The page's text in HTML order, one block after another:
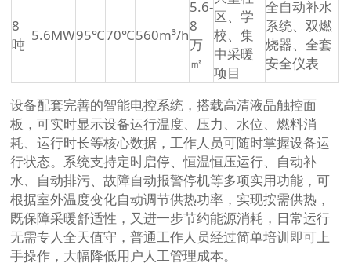
8
吨
5.6MW95℃70℃560m³/h
5.6-
8
万
㎡
区、学
校、集
中采暖
项目
全自动补水
系统、双燃
烧器、全套
安全仪表
设备配套完善的智能电控系统，搭载高清液晶触控面
板，可实时显示设备运行温度、压力、水位、燃料消
耗、运行时长等核心数据，工作人员可随时掌握设备运
行状态。系统支持定时启停、恒温恒压运行、自动补
水、自动排污、故障自动报警停机等多项实用功能，可
根据室外温度变化自动调节供热功率，实现按需供热，
既保障采暖舒适性，又进一步节约能源消耗，日常运行
无需专人全天值守，普通工作人员经过简单培训即可上
手操作，大幅降低用户人工管理成本。